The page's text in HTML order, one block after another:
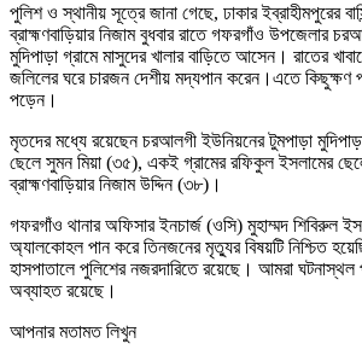
পুলিশ ও স্থানীয় সূত্রে জানা গেছে, ঢাকার ইব্রাহীমপুরের
ব্রাহ্মণবাড়িয়ার নিজাম বুধবার রাতে গফরগাঁও উপজেলার
মুদিপাড়া গ্রামে মাসুদের খালার বাড়িতে আসেন। রাতের
জলিলের ঘরে চারজন দেশীয় মদ্যপান করেন।এতে
পড়েন।
মৃতদের মধ্যে রয়েছেন চরআলগী ইউনিয়নের টুমপাড়া
ছেলে সুমন মিয়া (৩৫), একই গ্রামের রফিকুল ইসলামের
ব্রাহ্মণবাড়িয়ার নিজাম উদ্দিন (৩৮)।
গফরগাঁও থানার অফিসার ইনচার্জ (ওসি) মুহাম্মদ শিবিরুল
অ্যালকোহল পান করে তিনজনের মৃত্যুর বিষয়টি নিশ্চিত
হাসপাতালে পুলিশের নজরদারিতে রয়েছে। আমরা ঘটনাস্থল
অব্যাহত রয়েছে।
আপনার মতামত লিখুন